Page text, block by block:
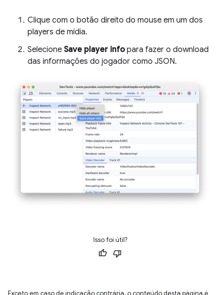
Clique com o botão direito do mouse em um dos
players de mídia.
Selecione Save player infopara fazer o download
das informações do jogador como JSON.
Isso foi útil?
Exceto em caso de indicação contrária, o conteúdo desta página é